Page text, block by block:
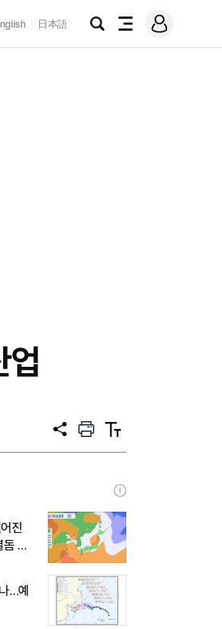
日本語
검
전
메
그
공
프
트
텍
트
진
박
…예